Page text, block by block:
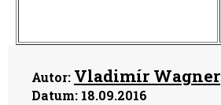
Autor: Vladimír Wagner
Datum: 18.09.2016